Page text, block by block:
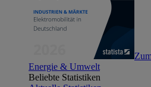
Energie & Umwelt
Beliebte Statistiken